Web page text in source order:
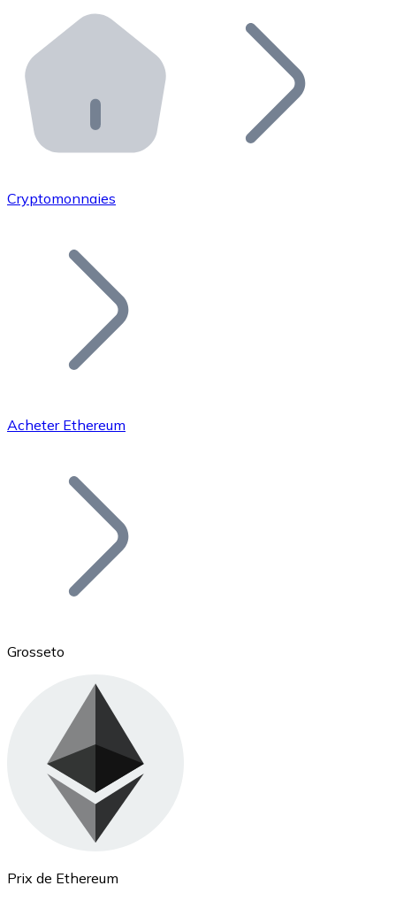
Distributeurs automatiques Bitnovo
Intégrez un ATM Bitnovo dans votre entreprise et
API Bitnovo
Intégrez notre API dans votre écosystème.
Rejoignez notre réseau de distributeurs et
Ajoutez le token de votre projet à notre service
Bitcoin
Ethereum
ETH
Cryptomonnaies
Acheter Ethereum
Grosseto
Prix de Ethereum